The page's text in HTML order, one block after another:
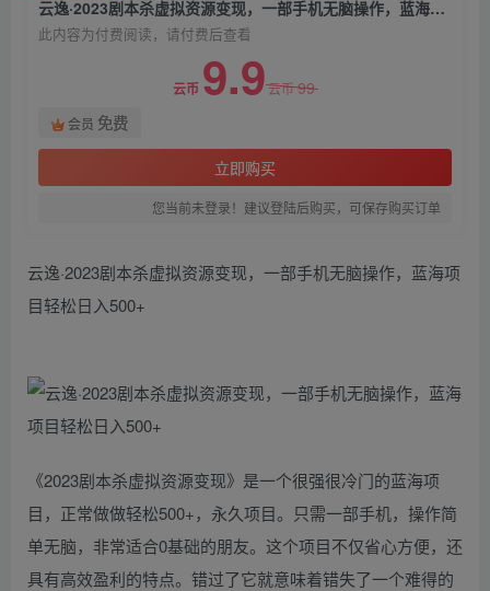
云逸·2023剧本杀虚拟资源变现，一部手机无脑操作，蓝海项目轻松日入500+
此内容为付费阅读，请付费后查看
云币 9.9云币99
会员 免费
立即购买
您当前未登录！建议登陆后购买，可保存购买订单
云逸·2023剧本杀虚拟资源变现，一部手机无脑操作，蓝海项
目轻松日入500+
《2023剧本杀虚拟资源变现》是一个很强很冷门的蓝海项
目，正常做做轻松500+，永久项目。只需一部手机，操作简
单无脑，非常适合0基础的朋友。这个项目不仅省心方便，还
具有高效盈利的特点。错过了它就意味着错失了一个难得的